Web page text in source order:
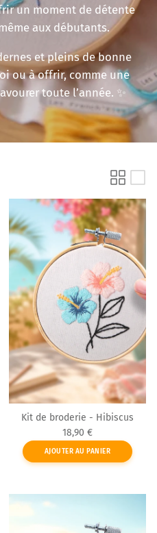
un moment de détente
aux débutants.
et pleins de bonne
ou à offrir, comme une
toute l’année. ✨
Kit de broderie - Hibiscus
Prix habituel
18,90 €
AJOUTER AU PANIER